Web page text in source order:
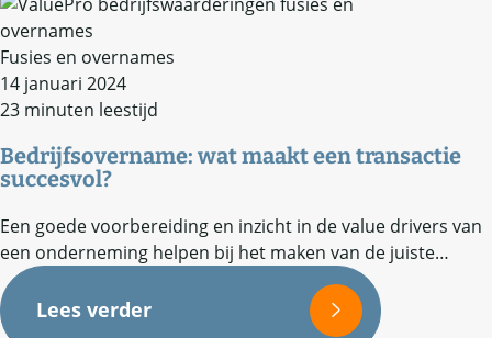
Fusies en overnames
14 januari 2024
23 minuten leestijd
Bedrijfsovername: wat maakt een transactie
succesvol?
Een goede voorbereiding en inzicht in de value drivers van
een onderneming helpen bij het maken van de juiste…
Lees verder